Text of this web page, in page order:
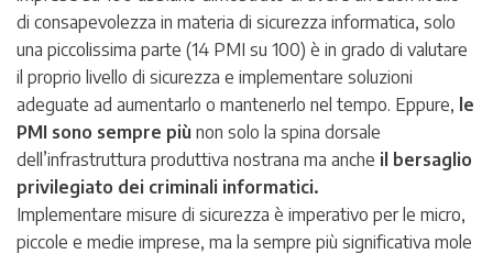
di consapevolezza in materia di sicurezza informatica, solo
una piccolissima parte (14 PMI su 100) è in grado di valutare
il proprio livello di sicurezza e implementare soluzioni
adeguate ad aumentarlo o mantenerlo nel tempo. Eppure, le
PMI sono sempre più non solo la spina dorsale
dell’infrastruttura produttiva nostrana ma anche il bersaglio
privilegiato dei criminali informatici.
Implementare misure di sicurezza è imperativo per le micro,
piccole e medie imprese, ma la sempre più significativa mole